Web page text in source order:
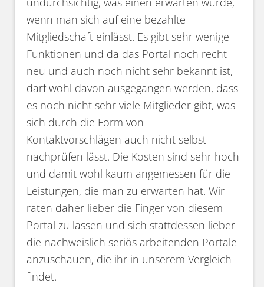
wenn man sich auf eine bezahlte
Mitgliedschaft einlässt. Es gibt sehr wenige
Funktionen und da das Portal noch recht
neu und auch noch nicht sehr bekannt ist,
darf wohl davon ausgegangen werden, dass
es noch nicht sehr viele Mitglieder gibt, was
sich durch die Form von
Kontaktvorschlägen auch nicht selbst
nachprüfen lässt. Die Kosten sind sehr hoch
und damit wohl kaum angemessen für die
Leistungen, die man zu erwarten hat. Wir
raten daher lieber die Finger von diesem
Portal zu lassen und sich stattdessen lieber
die nachweislich seriös arbeitenden Portale
anzuschauen, die ihr in unserem Vergleich
findet.